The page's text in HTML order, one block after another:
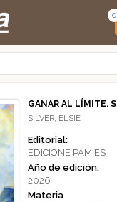
0
GANAR AL LÍMITE. S
SILVER, ELSIE
Editorial:
EDICIONE PAMIES
Año de edición:
2026
Materia